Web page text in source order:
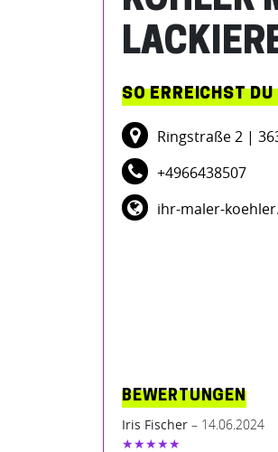
SO ERREICHST DU
Ringstraße 2 |
+4966438507
ihr-maler-
BEWERTUNGEN
Iris Fischer – 14.06.2024
★★★★★